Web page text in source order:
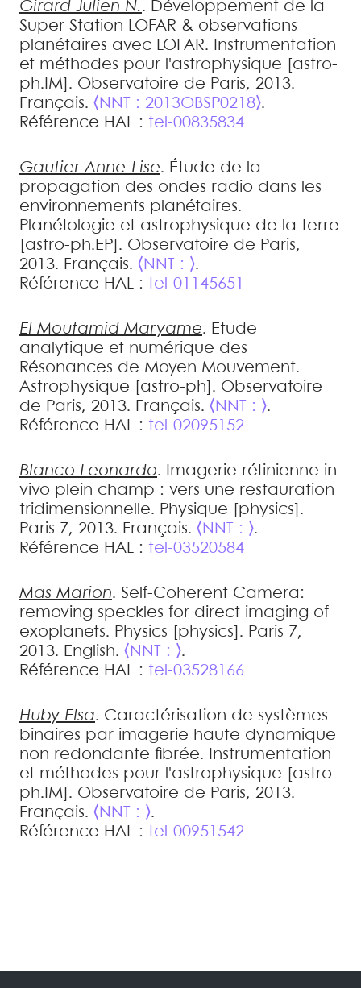
Girard Julien N.. Développement de la
Super Station LOFAR & observations
planétaires avec LOFAR.
Instrumentation
et méthodes pour l'astrophysique [astro-
ph.IM]. Observatoire de Paris, 2013.
Français. ⟨NNT : 2013OBSP0218⟩.
Référence HAL : tel-00835834
Gautier Anne-Lise. Étude de la
propagation des ondes radio dans les
environnements planétaires.
Planétologie et astrophysique de la terre
[astro-ph.EP]. Observatoire de Paris,
2013. Français. ⟨NNT : ⟩.
Référence HAL : tel-01145651
El Moutamid Maryame. Etude
analytique et numérique des
Résonances de Moyen Mouvement.
Astrophysique [astro-ph]. Observatoire
de Paris, 2013. Français. ⟨NNT : ⟩.
Référence HAL : tel-02095152
Blanco Leonardo.
Imagerie rétinienne in
vivo plein champ : vers une restauration
tridimensionnelle. Physique [physics].
Paris 7, 2013. Français. ⟨NNT : ⟩.
Référence HAL : tel-03520584
Mas Marion. Self-Coherent Camera:
removing speckles for direct imaging of
exoplanets. Physics [physics]. Paris 7,
2013. English. ⟨NNT : ⟩.
Référence HAL : tel-03528166
Huby Elsa. Caractérisation de systèmes
binaires par imagerie haute dynamique
non redondante fibrée.
Instrumentation
et méthodes pour l'astrophysique [astro-
ph.IM]. Observatoire de Paris, 2013.
Français. ⟨NNT : ⟩.
Référence HAL : tel-00951542